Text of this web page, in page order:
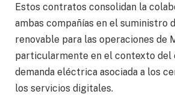
Estos contratos consolidan la
ambas compañías en el suministro
renovable para las operaciones de
particularmente en el contexto del
demanda eléctrica asociada a los
los servicios digitales.